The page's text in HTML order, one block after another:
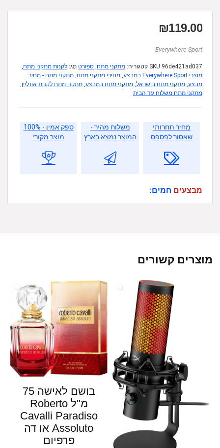
₪119.00
Everywhere Sport
SKU 96de421ad037 קטגוריה: מתקני מתח, ספורט תָג: לקנות מתקני מתח,
מוצרי Everywhere Sport במבצע
, מחירי מתקני מתח, מתקני מתח - מחיר
מבצע, מתקני מתח בישראל, מתקני מתח במבצע, מתקני מתח לקנות אונליין,
מתקני מתח משלוח עד הבית
מחיר תחרותי
שאסור לפספס
משלוח מהיר -
המוצר נמצא בארץ
ספק אמין - 100%
מוצר מקורי
מבצעים חמים:
מוצרים קשורים
בושם לאישה 75
מ"ל Roberto
Cavalli Paradiso
Assoluto או דה
פרפיום